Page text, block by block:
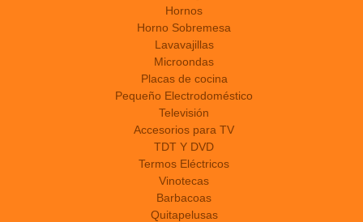
Hornos
Horno Sobremesa
Lavavajillas
Microondas
Placas de cocina
Pequeño Electrodoméstico
Televisión
Accesorios para TV
TDT Y DVD
Termos Eléctricos
Vinotecas
Barbacoas
Quitapelusas